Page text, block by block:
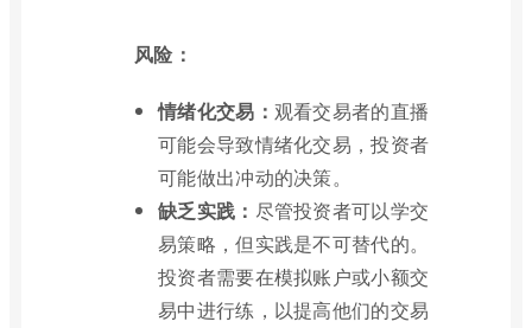
风险：
情绪化交易： 观看交易者的直播
可能会导致情绪化交易，投资者
可能做出冲动的决策。
缺乏实践： 尽管投资者可以学交
易策略，但实践是不可替代的。
投资者需要在模拟账户或小额交
易中进行练，以提高他们的交易